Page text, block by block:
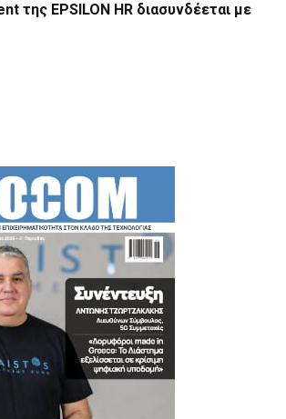
της EPSILON HR διασυνδέεται με